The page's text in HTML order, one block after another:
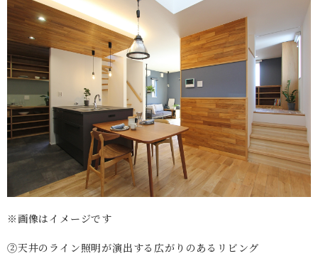
※画像はイメージです
②天井のライン照明が演出する広がりのあるリビング